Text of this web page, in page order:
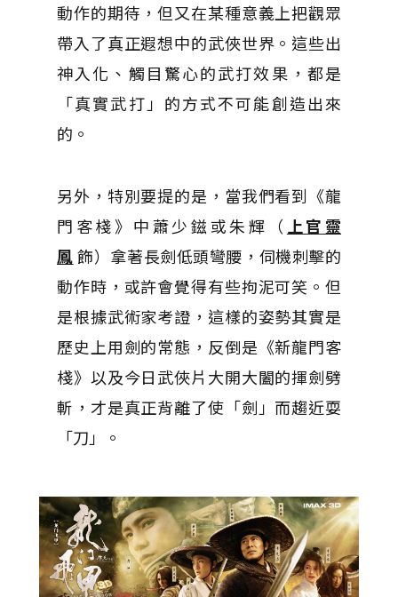
動作的期待，但又在某種意義上把觀眾
帶入了真正遐想中的武俠世界。這些出
神入化、觸目驚心的武打效果，都是
「真實武打」的方式不可能創造出來
的。
另外，特別要提的是，當我們看到《龍
門客棧》中蕭少鎡或朱輝（ 上官靈
鳳飾）拿著長劍低頭彎腰，伺機刺擊的
動作時，或許會覺得有些拘泥可笑。但
是根據武術家考證，這樣的姿勢其實是
歷史上用劍的常態，反倒是《新龍門客
棧》以及今日武俠片大開大闔的揮劍劈
斬，才是真正背離了使「劍」而趨近耍
「刀」。